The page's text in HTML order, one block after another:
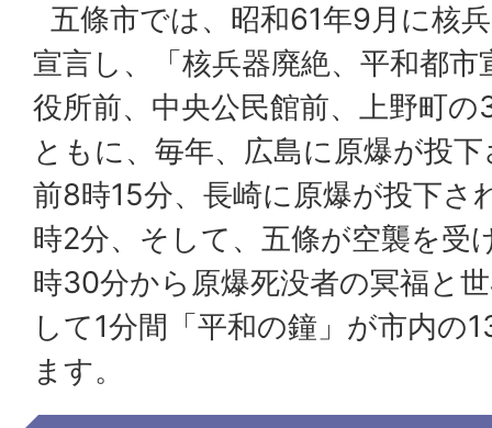
五條市では、昭和61年9月に核
宣言し、「核兵器廃絶、平和都
役所前、中央公民館前、上野町
ともに、毎年、広島に原爆が投
前8時15分、長崎に原爆が投下さ
時2分、そして、五條が空襲を受
時30分から原爆死没者の冥福と
して1分間「平和の鐘」が市内の
ます。